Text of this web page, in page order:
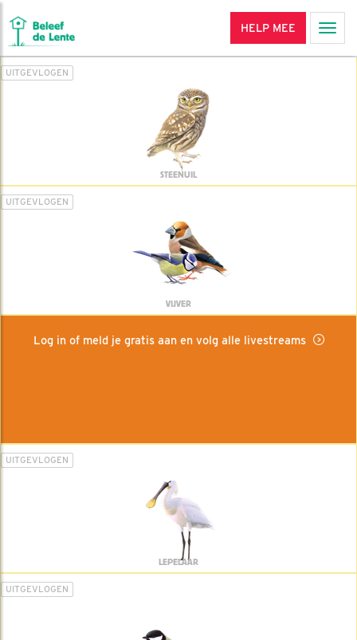
HELP MEE
UITGEVLOGEN
STEENUIL
UITGEVLOGEN
VIJVER
Log in of meld je gratis aan en volg alle livestreams
UITGEVLOGEN
LEPELAAR
UITGEVLOGEN